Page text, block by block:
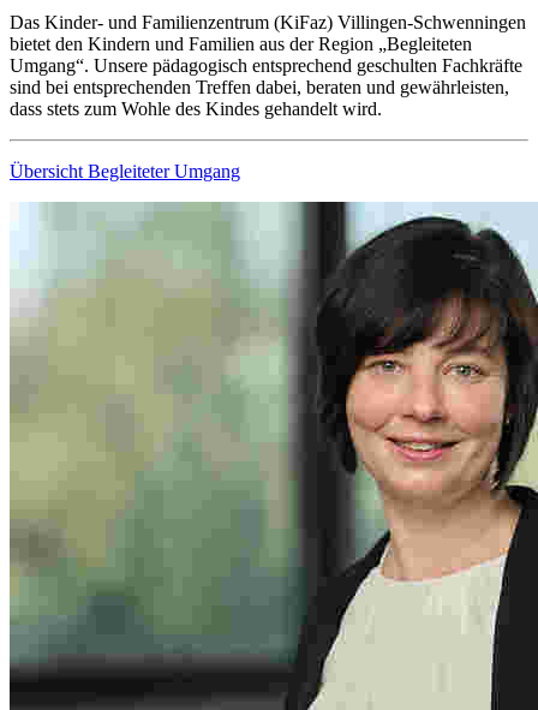
Das Kinder- und Familienzentrum (KiFaz) Villingen-Schwenningen
bietet den Kindern und Familien aus der Region „Begleiteten
Umgang“. Unsere pädagogisch entsprechend geschulten Fachkräfte
sind bei entsprechenden Treffen dabei, beraten und gewährleisten,
dass stets zum Wohle des Kindes gehandelt wird.
Übersicht Begleiteter Umgang